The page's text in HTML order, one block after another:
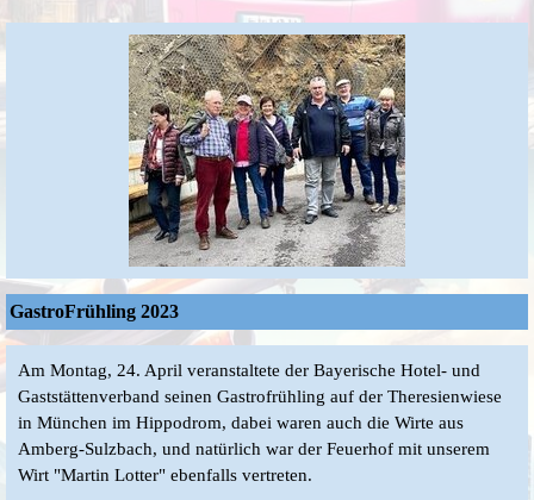
GastroFrühling 2023
Am Montag, 24. April veranstaltete der Bayerische Hotel- und
Gaststättenverband seinen Gastrofrühling auf der Theresienwiese
in München im Hippodrom, dabei waren auch die Wirte aus
Amberg-Sulzbach, und natürlich war der Feuerhof mit unserem
Wirt "Martin Lotter" ebenfalls vertreten.